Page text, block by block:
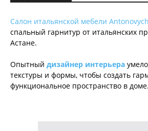
Салон итальянской мебели
спальный гарнитур от итальянских
Астане.
Опытный дизайнер интерьера
текстуры и формы, чтобы создать
функциональное пространство в доме.